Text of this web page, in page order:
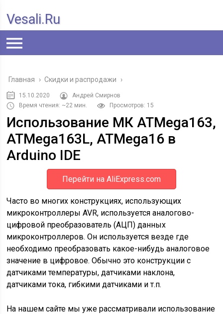
Vesali.ru
Главная › Скидки и распродажи ›
15.10.2020
Андрей Смирнов
Время чтения: ~22 мин.
Просмотров: 15
Использование МК ATMega163,
ATMega163L, ATMega16 в
Arduino IDE
Перейти на AliExpress.com
Часто во многих конструкциях, использующих
микроконтроллеры AVR, используется аналогово-
цифровой преобразователь (АЦП) данных
микроконтроллеров. Он используется везде где
необходимо преобразовать какое-нибудь аналоговое
значение в цифровое. Обычно это конструкции с
датчиками температуры, датчиками наклона,
датчиками тока, гибкими датчиками и т.п.
На нашем сайте мы уже рассматривали использование